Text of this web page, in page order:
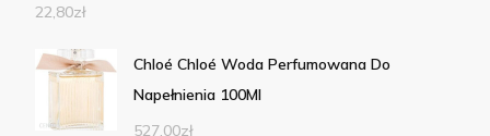
22,80zł
Chloé Chloé Woda Perfumowana Do
Napełnienia 100Ml
527,00zł